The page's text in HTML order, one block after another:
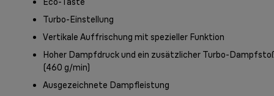
Turbo-Einstellung
Vertikale Auffrischung mit spezieller Funktion
Hoher Dampfdruck und ein zusätzlicher Turbo-
(460 g/min)
Ausgezeichnete Dampfleistung